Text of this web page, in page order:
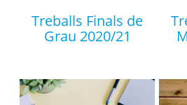
Treballs Finals de
Grau 2020/21